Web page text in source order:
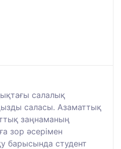
салалық
саласы. Азаматтық
заңнаманың
зор әсерімен
барысында студент